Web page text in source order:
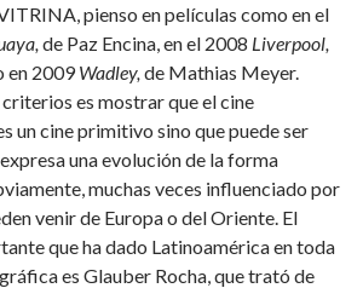
pienso en películas como en el
de Paz Encina, en el 2008 Liverpool,
en 2009Wadley, de Mathias Meyer.
criterios es mostrar que el cine
un cine primitivo sino que puede ser
una evolución de la forma
muchas veces influenciado por
venir de Europa o del Oriente. El
que ha dado Latinoamérica en toda
es Glauber Rocha, que trató de